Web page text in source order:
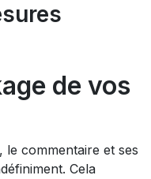
de vos
le commentaire et ses
Cela